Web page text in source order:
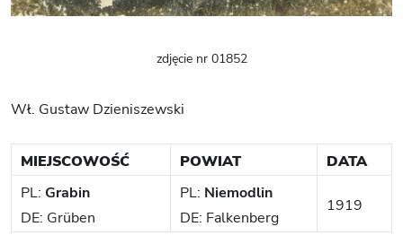
zdjęcie nr 01852
Wł. Gustaw Dzieniszewski
MIEJSCOWOŚĆ POWIAT
DATA
PL: Grabin
DE: Grüben
PL: Niemodlin
DE: Falkenberg
1919